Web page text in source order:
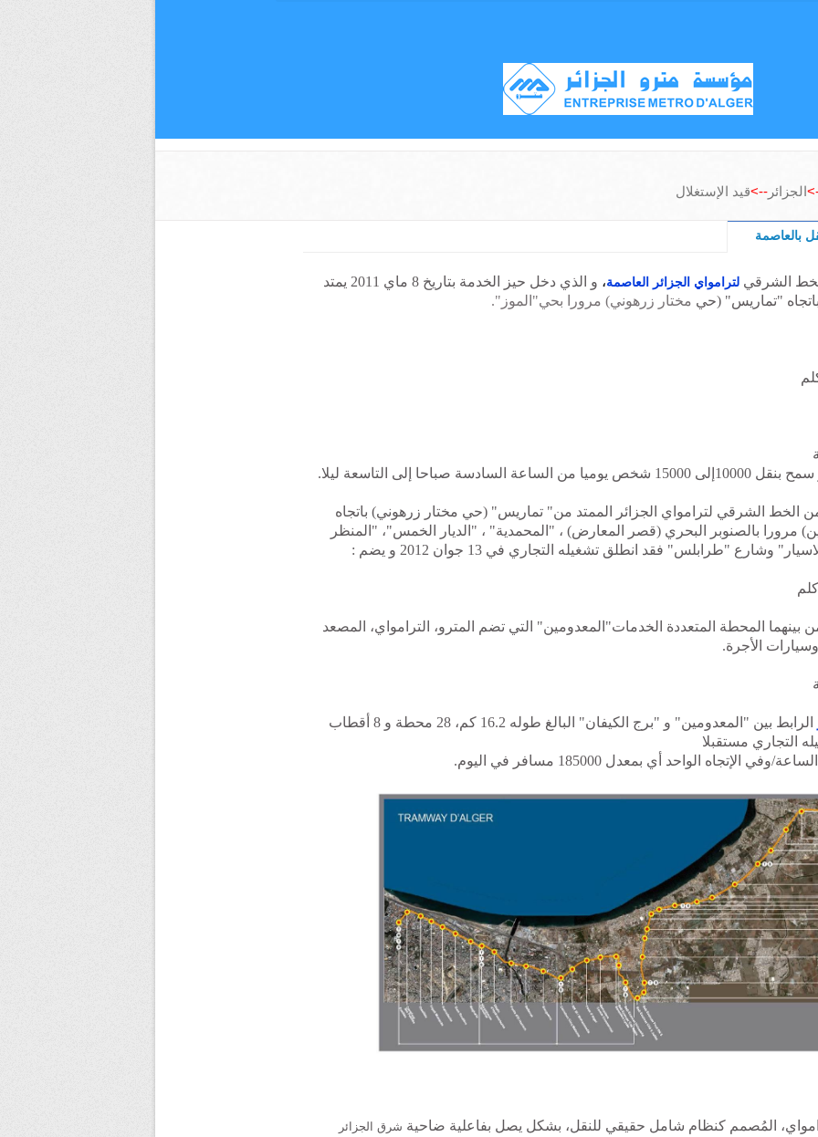
الجزائر -->قيد الإستغلال
بالعاصمة
الشرقي لترامواي الجزائر العاصمة،
و الذي دخل حيز الخدمة بتاريخ 8 ماي 2011 يمتد
"تماريس" (حي مختار زرهوني) مرورا بحي"الموز".
سمح بنقل 10000إلى 15000 شخص يوميا من الساعة السادسة صباحا إلى التاسعة ليلا.
من الخط الشرقي لترامواي الجزائر الممتد من" تماريس" (حي مختار زرهوني) باتجاه
مرورا بالصنوبر البحري (قصر المعارض) ، "المحمدية" ، "الديار الخمس"، "المنظر
وشارع "طرابلس" فقد انطلق تشغيله التجاري في 13 جوان 2012 و يضم :
بينهما المحطة المتعددة الخدمات"المعدومين" التي تضم المترو، الترامواي، المصعد
وسيارات الأجرة.
الرابط بين "المعدومين" و "برج الكيفان" البالغ طوله 16.2 كم، 28 محطة و 8 أقطاب
التجاري مستقبلا
المُصمم كنظام شامل حقيقي للنقل، بشكل يصل بفاعلية ضاحية شرق الجزائر